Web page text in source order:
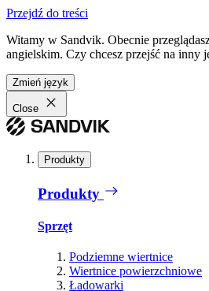
Przejdź do treści
Witamy w Sandvik. Obecnie
angielskim. Czy chcesz przejść na inny
Zmień język
Close
Produkty
Produkty
Sprzęt
Podziemne wiertnice
Wiertnice powierzchniowe
Ładowarki